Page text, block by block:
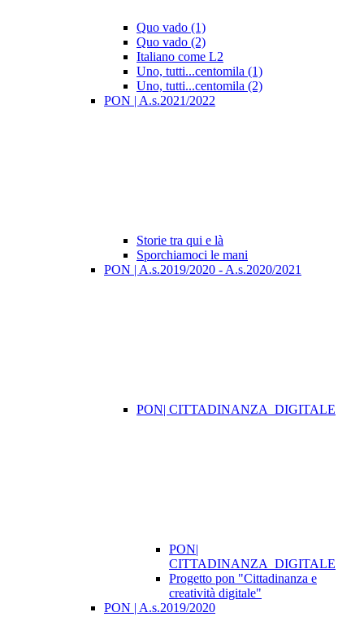
Quo vado (1)
Quo vado (2)
Italiano come L2
Uno, tutti...centomila (1)
Uno, tutti...centomila (2)
PON | A.s.2021/2022
Storie tra qui e là
Sporchiamoci le mani
PON | A.s.2019/2020 - A.s.2020/2021
PON| CITTADINANZA_DIGITALE
PON|
CITTADINANZA_DIGITALE
Progetto pon "Cittadinanza e
creatività digitale"
PON | A.s.2019/2020